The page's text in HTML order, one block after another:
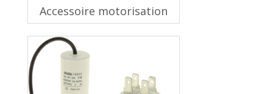
Accessoire motorisation